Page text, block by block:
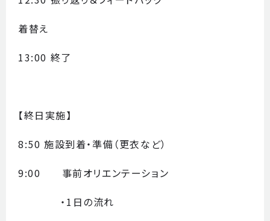
着替え
13:00 終了
【終日実施】
8:50 施設到着・準備（更衣など）
9:00 事前オリエンテーション
・1日の流れ